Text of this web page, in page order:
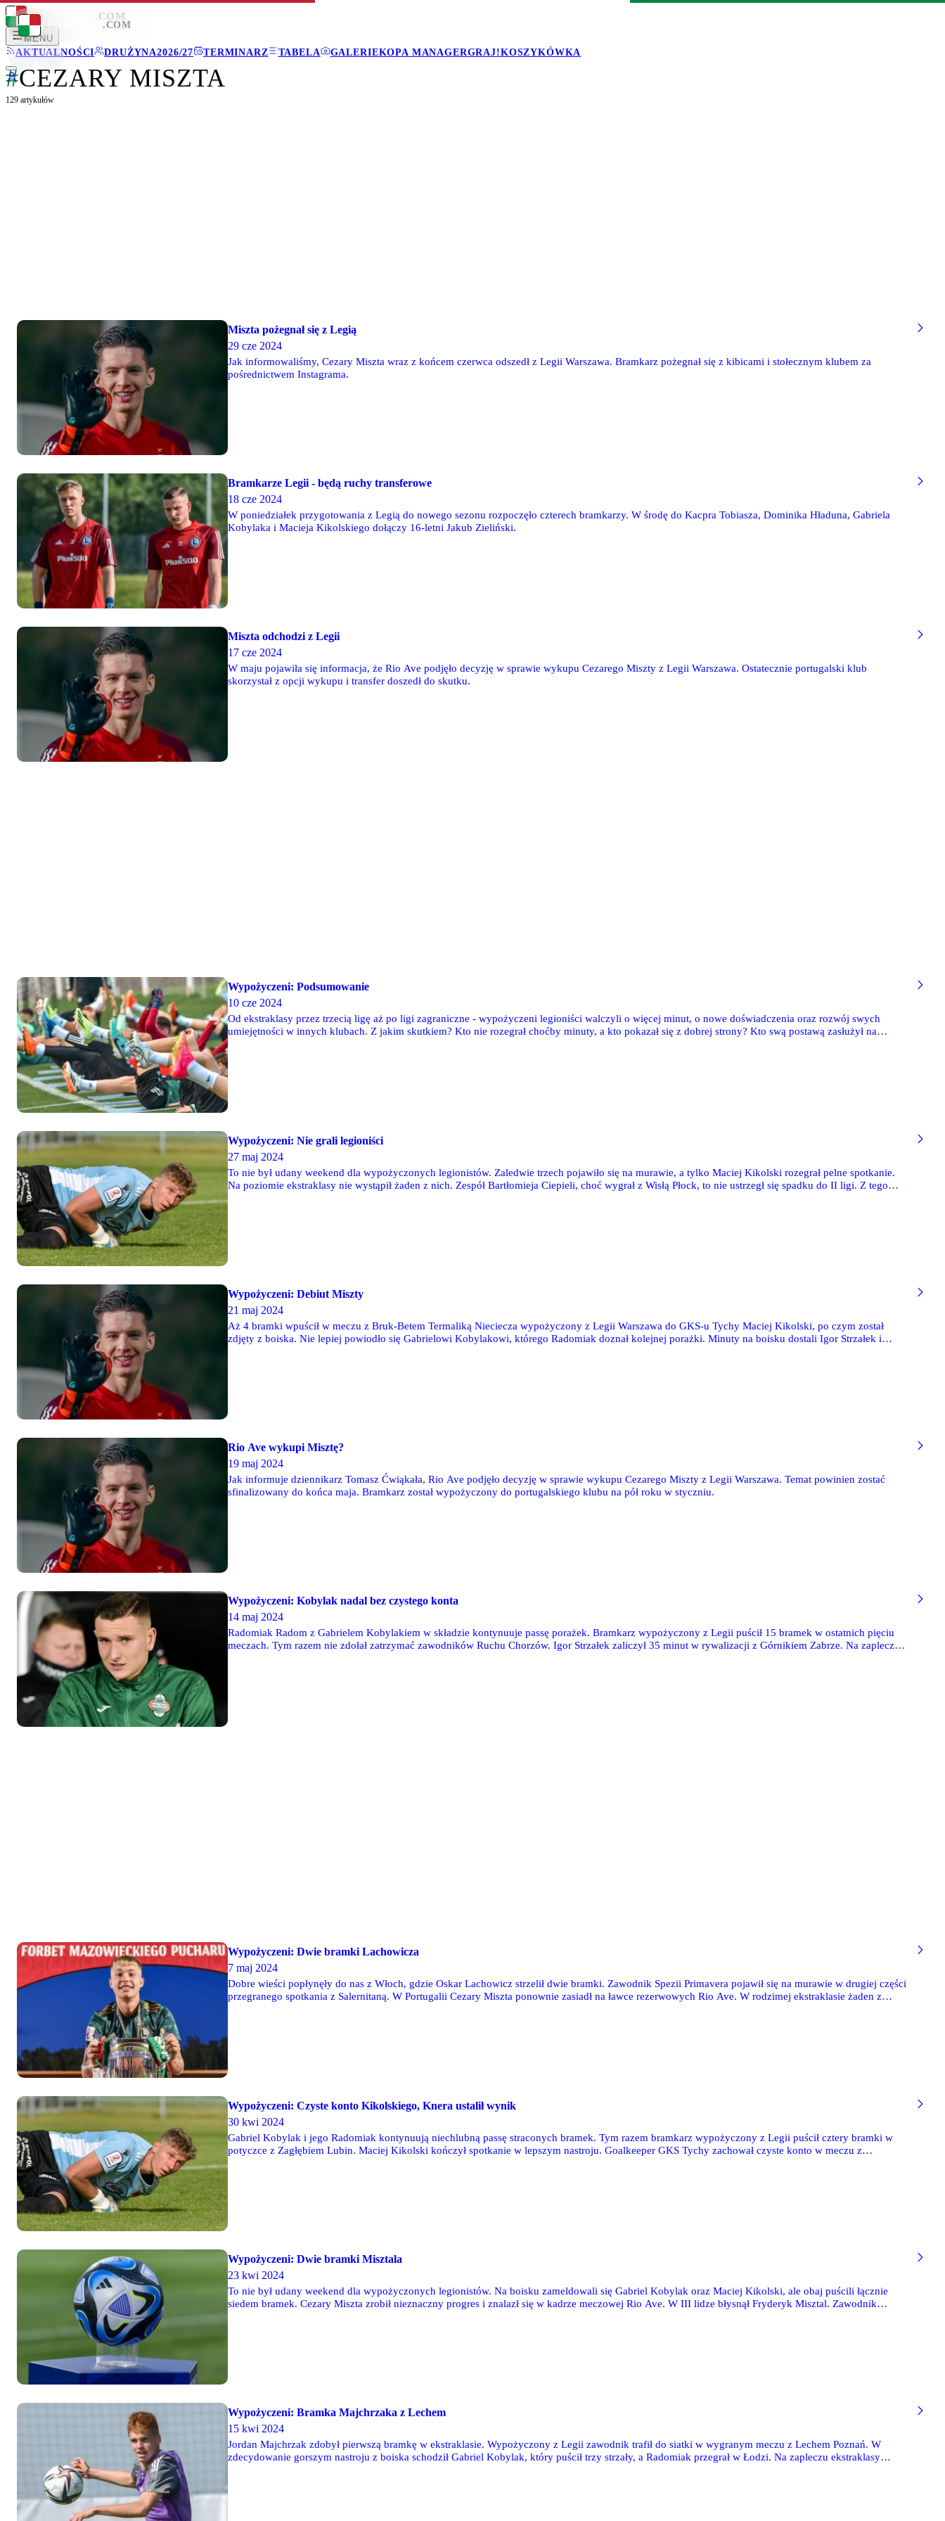
LEGIONISCI .COM
MENU
AKTUALNOŚCI
DRUŻYNA2026/27 TERMINARZ TABELA GALERIEKOPA MANAGERGRAJ!KOSZYKÓWKA
LEGIONISCI .COM
#CEZARY MISZTA
129 artykułów
Miszta pożegnał się z Legią
29 cze 2024
Jak informowaliśmy, Cezary Miszta wraz z końcem czerwca odszedł z Legii Warszawa. Bramkarz pożegnał się z kibicami i stołecznym klubem za
pośrednictwem Instagrama.
Bramkarze Legii - będą ruchy transferowe
18 cze 2024
W poniedziałek przygotowania z Legią do nowego sezonu rozpoczęło czterech bramkarzy. W środę do Kacpra Tobiasza, Dominika Hładuna, Gabriela
Kobylaka i Macieja Kikolskiego dołączy 16-letni Jakub Zieliński.
Miszta odchodzi z Legii
17 cze 2024
W maju pojawiła się informacja, że Rio Ave podjęło decyzję w sprawie wykupu Cezarego Miszty z Legii Warszawa. Ostatecznie portugalski klub
skorzystał z opcji wykupu i transfer doszedł do skutku.
Wypożyczeni: Podsumowanie
10 cze 2024
Od ekstraklasy przez trzecią ligę aż po ligi zagraniczne - wypożyczeni legioniści walczyli o więcej minut, o nowe doświadczenia oraz rozwój swych
umiejętności w innych klubach. Z jakim skutkiem? Kto nie rozegrał choćby minuty, a kto pokazał się z dobrej strony? Kto swą postawą zasłużył na
Wypożyczeni: Nie grali legioniści
27 maj 2024
To nie był udany weekend dla wypożyczonych legionistów. Zaledwie trzech pojawiło się na murawie, a tylko Maciej Kikolski rozegrał pelne spotkanie.
Na poziomie ekstraklasy nie wystąpił żaden z nich. Zespół Bartłomieja Ciepieli, choć wygrał z Wisłą Płock, to nie ustrzegł się spadku do II ligi. Z tego
Wypożyczeni: Debiut Miszty
21 maj 2024
Aż 4 bramki wpuścił w meczu z Bruk-Betem Termaliką Nieciecza wypożyczony z Legii Warszawa do GKS-u Tychy Maciej Kikolski, po czym został
zdjęty z boiska. Nie lepiej powiodło się Gabrielowi Kobylakowi, którego Radomiak doznał kolejnej porażki. Minuty na boisku dostali Igor Strzałek i
Rio Ave wykupi Misztę?
19 maj 2024
Jak informuje dziennikarz Tomasz Ćwiąkała, Rio Ave podjęło decyzję w sprawie wykupu Cezarego Miszty z Legii Warszawa. Temat powinien zostać
sfinalizowany do końca maja. Bramkarz został wypożyczony do portugalskiego klubu na pół roku w styczniu.
Wypożyczeni: Kobylak nadal bez czystego konta
14 maj 2024
Radomiak Radom z Gabrielem Kobylakiem w składzie kontynuuje passę porażek. Bramkarz wypożyczony z Legii puścił 15 bramek w ostatnich pięciu
meczach. Tym razem nie zdołał zatrzymać zawodników Ruchu Chorzów. Igor Strzałek zaliczył 35 minut w rywalizacji z Górnikiem Zabrze. Na zapleczu
Wypożyczeni: Dwie bramki Lachowicza
7 maj 2024
Dobre wieści popłynęły do nas z Włoch, gdzie Oskar Lachowicz strzelił dwie bramki. Zawodnik Spezii Primavera pojawił się na murawie w drugiej części
przegranego spotkania z Salernitaną. W Portugalii Cezary Miszta ponownie zasiadł na ławce rezerwowych Rio Ave. W rodzimej ekstraklasie żaden z
Wypożyczeni: Czyste konto Kikolskiego, Knera ustalił wynik
30 kwi 2024
Gabriel Kobylak i jego Radomiak kontynuują niechlubną passę straconych bramek. Tym razem bramkarz wypożyczony z Legii puścił cztery bramki w
potyczce z Zagłębiem Lubin. Maciej Kikolski kończył spotkanie w lepszym nastroju. Goalkeeper GKS Tychy zachował czyste konto w meczu z
Wypożyczeni: Dwie bramki Misztala
23 kwi 2024
To nie był udany weekend dla wypożyczonych legionistów. Na boisku zameldowali się Gabriel Kobylak oraz Maciej Kikolski, ale obaj puścili łącznie
siedem bramek. Cezary Miszta zrobił nieznaczny progres i znalazł się w kadrze meczowej Rio Ave. W III lidze błysnął Fryderyk Misztal. Zawodnik
Wypożyczeni: Bramka Majchrzaka z Lechem
15 kwi 2024
Jordan Majchrzak zdobył pierwszą bramkę w ekstraklasie. Wypożyczony z Legii zawodnik trafił do siatki w wygranym meczu z Lechem Poznań. W
zdecydowanie gorszym nastroju z boiska schodził Gabriel Kobylak, który puścił trzy strzały, a Radomiak przegrał w Łodzi. Na zapleczu ekstraklasy